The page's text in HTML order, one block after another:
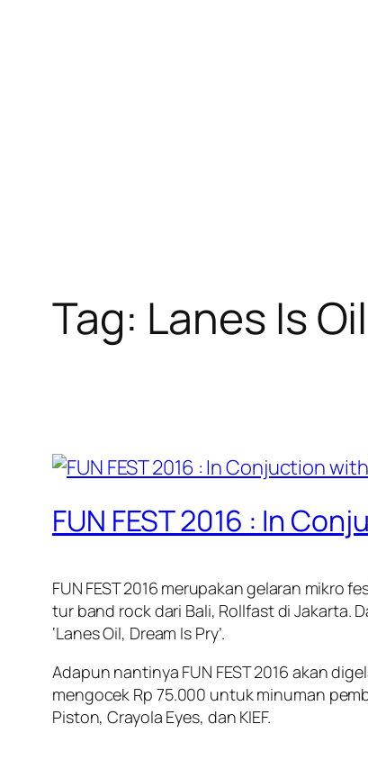
Tag: Lanes Is
FUN FEST 2016 : In
FUN FEST 2016 merupakan gelaran
tur band rock dari Bali, Rollfast di Jakarta.
‘Lanes Oil, Dream Is Pry’.
Adapun nantinya FUN FEST 2016 akan
mengocek Rp 75.000 untuk minuman
Piston, Crayola Eyes, dan KIEF.